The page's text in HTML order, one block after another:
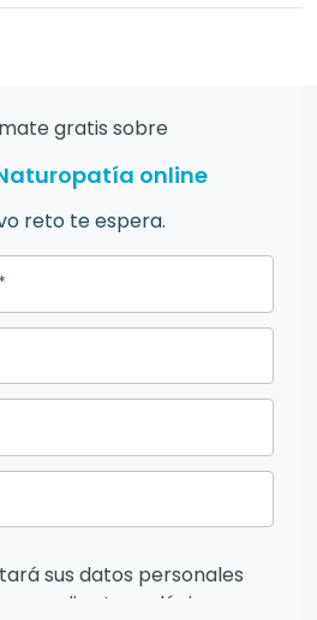
gratis sobre
online
reto te espera.
sus datos personales
medios tecnológicos,